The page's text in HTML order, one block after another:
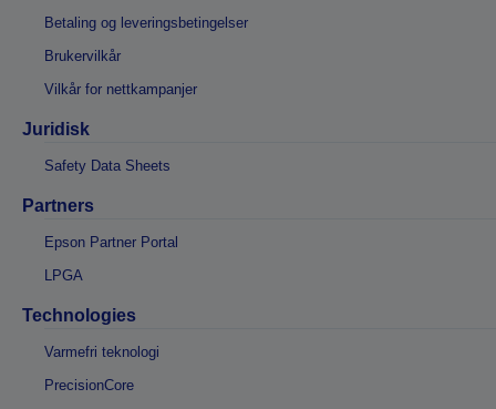
Betaling og leveringsbetingelser
Brukervilkår
Vilkår for nettkampanjer
Juridisk
Safety Data Sheets
Partners
Epson Partner Portal
LPGA
Technologies
Varmefri teknologi
PrecisionCore